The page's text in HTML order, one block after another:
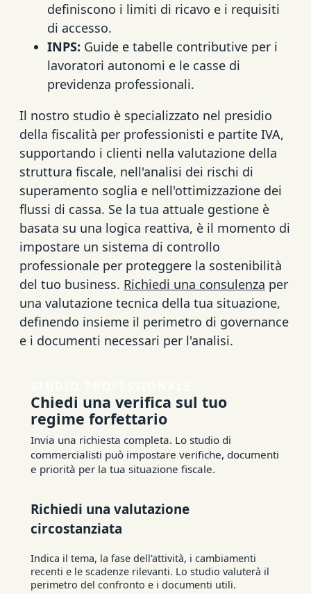
definiscono i limiti di ricavo e i requisiti
di accesso.
INPS: Guide e tabelle contributive per i
lavoratori autonomi e le casse di
previdenza professionali.
Il nostro studio è specializzato nel presidio
della fiscalità per professionisti e partite IVA,
supportando i clienti nella valutazione della
struttura fiscale, nell'analisi dei rischi di
superamento soglia e nell'ottimizzazione dei
flussi di cassa. Se la tua attuale gestione è
basata su una logica reattiva, è il momento di
impostare un sistema di controllo
professionale per proteggere la sostenibilità
del tuo business. Richiedi una consulenza per
una valutazione tecnica della tua situazione,
definendo insieme il perimetro di governance
e i documenti necessari per l'analisi.
Chiedi una verifica sul tuo
regime forfettario
Invia una richiesta completa. Lo studio di
commercialisti può impostare verifiche, documenti
e priorità per la tua situazione fiscale.
Richiedi una valutazione
circostanziata
Indica il tema, la fase dell'attività, i cambiamenti
recenti e le scadenze rilevanti. Lo studio valuterà il
perimetro del confronto e i documenti utili.